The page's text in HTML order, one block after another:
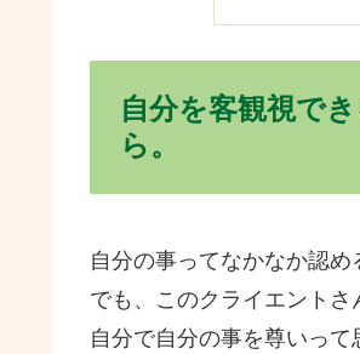
自分を客観視で
ら。
自分の事ってなかなか認め
でも、このクライエントさ
自分で自分の事を尊いって